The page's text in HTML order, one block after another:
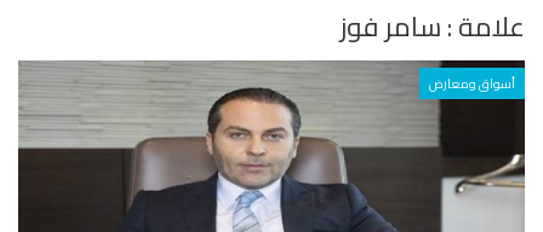
علامة : سامر فوز
أسواق ومعارض